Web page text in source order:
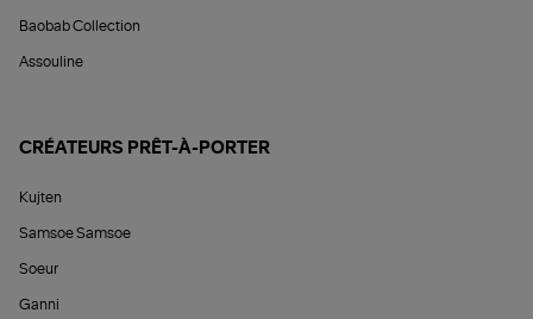
Baobab Collection
Assouline
CRÉATEURS PRÊT-À-PORTER
Kujten
Samsoe Samsoe
Soeur
Ganni